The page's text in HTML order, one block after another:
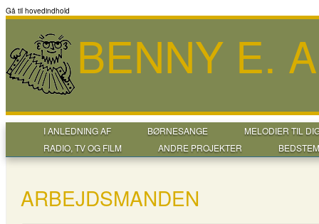
Gå til hovedindhold
BENNY E.
I ANLEDNING AF BØRNESANGE
MELODIER TIL
RADIO, TV OG FILM
ANDRE PROJEKTER
ARBEJDSMANDEN